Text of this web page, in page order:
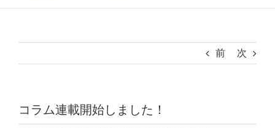
前 次
コラム連載開始しました！